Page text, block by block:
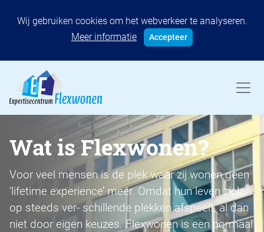
Wij gebruiken cookies om het webverkeer te analyseren.
Meer informatie
Accepteer
Wat is Flexwonen?
Voor veel mensen is de plek waar zij wonen geen
‘lifetime experience’ meer. Omdat hun leven zich
op steeds ver- schillende plekken afspeelt, al dan
niet door eigen keuzes. Flexwonen is een normaal